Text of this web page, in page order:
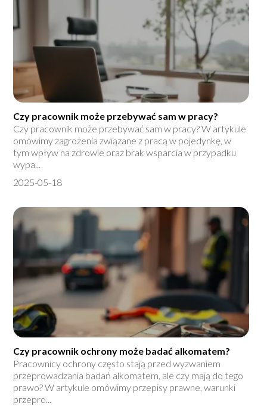
Czy pracownik może przebywać sam w pracy?
Czy pracownik może przebywać sam w pracy? W artykule
omówimy zagrożenia związane z pracą w pojedynkę, w
tym wpływ na zdrowie oraz brak wsparcia w przypadku
wypa...
2025-05-18
Czy pracownik ochrony może badać alkomatem?
Pracownicy ochrony często stają przed wyzwaniem
przeprowadzania badań alkomatem, ale czy mają do tego
prawo? W artykule omówimy przepisy prawne, warunki
przepro...